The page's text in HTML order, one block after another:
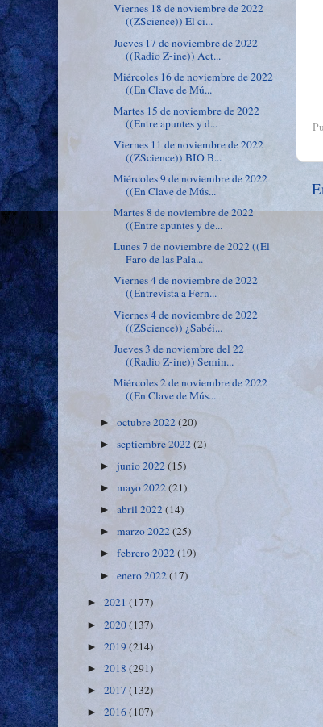
Viernes 18 de noviembre de 2022
((ZScience)) El ci...
Jueves 17 de noviembre de 2022
((Radio Z-ine)) Act...
Miércoles 16 de noviembre de 2022
((En Clave de Mú...
Martes 15 de noviembre de 2022
((Entre apuntes y d...
Viernes 11 de noviembre de 2022
((ZScience)) BIO B...
Miércoles 9 de noviembre de 2022
((En Clave de Mús...
Martes 8 de noviembre de 2022
((Entre apuntes y de...
Lunes 7 de noviembre de 2022 ((El
Faro de las Pala...
Viernes 4 de noviembre de 2022
((Entrevista a Fern...
Viernes 4 de noviembre de 2022
((ZScience)) ¿Sabéi...
Jueves 3 de noviembre del 22
((Radio Z-ine)) Semin...
Miércoles 2 de noviembre de 2022
((En Clave de Mús...
►octubre 2022(20)
►septiembre 2022(2)
►junio 2022(15)
►mayo 2022(21)
►abril 2022(14)
►marzo 2022(25)
►febrero 2022(19)
►enero 2022(17)
► 2021 (177)
► 2020(137)
► 2019(214)
► 2018 (291)
► 2017 (132)
► 2016(107)